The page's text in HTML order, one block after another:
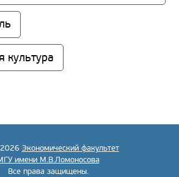
культура
Экономический факультет
имени М.В.Ломоносова
Все права защищены.